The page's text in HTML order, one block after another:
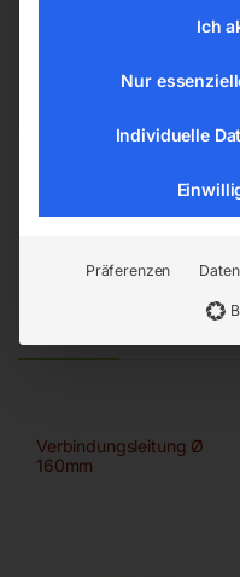
office@elmag.at
Österreich
Ähnliche
Verbindungsleitung Ø
160mm
Ich
Nur
Individuelle
Präferenzen